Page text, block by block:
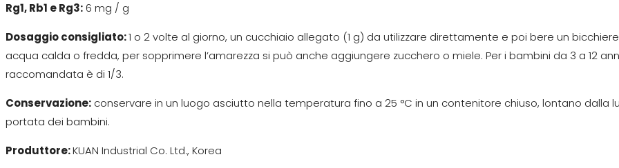
Rg1, Rb1 e Rg3:6 mg / g
Dosaggio consigliato:1 o 2 volte al giorno, un cucchiaio allegato (1 g) da utilizzare direttamente e poi bere un
acqua calda o fredda, per sopprimere l’amarezza si può anche aggiungere zucchero o miele. Per i bambini da 3 a 12
raccomandata è di 1/3.
Conservazione: conservare in un luogo asciutto nella temperatura fino a 25 °C in un contenitore chiuso, lontano dalla
portata dei bambini.
Produttore:KUAN Industrial Co. Ltd., Korea